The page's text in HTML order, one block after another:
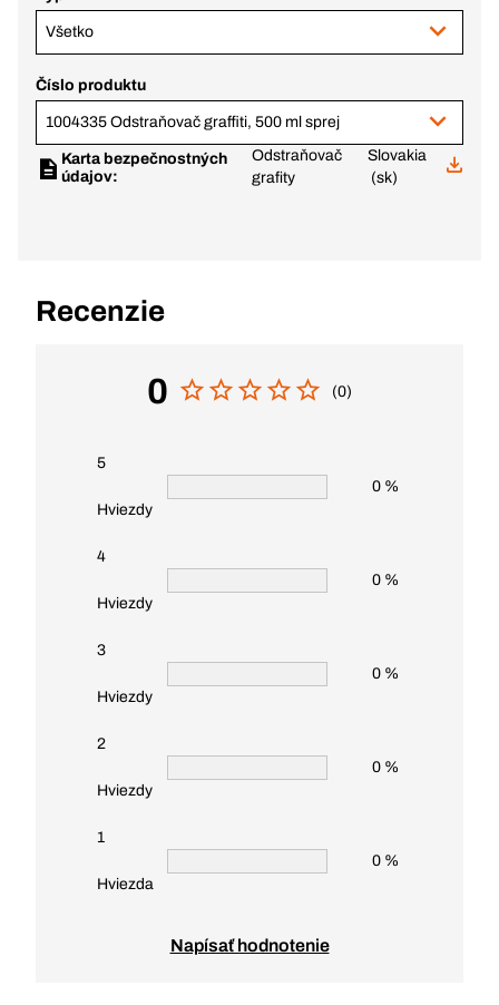
Všetko
Číslo produktu
1004335 Odstraňovač graffiti, 500 ml sprej
Karta bezpečnostných
údajov:
Odstraňovač
grafity
Slovakia
(sk)
Recenzie
0 (0)
5
Hviezdy
0 %
4
Hviezdy
0 %
3
Hviezdy
0 %
2
Hviezdy
0 %
1
Hviezda
0 %
Napísať hodnotenie